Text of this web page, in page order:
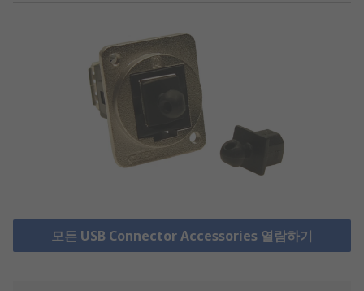
모든 USB Connector Accessories 열람하기